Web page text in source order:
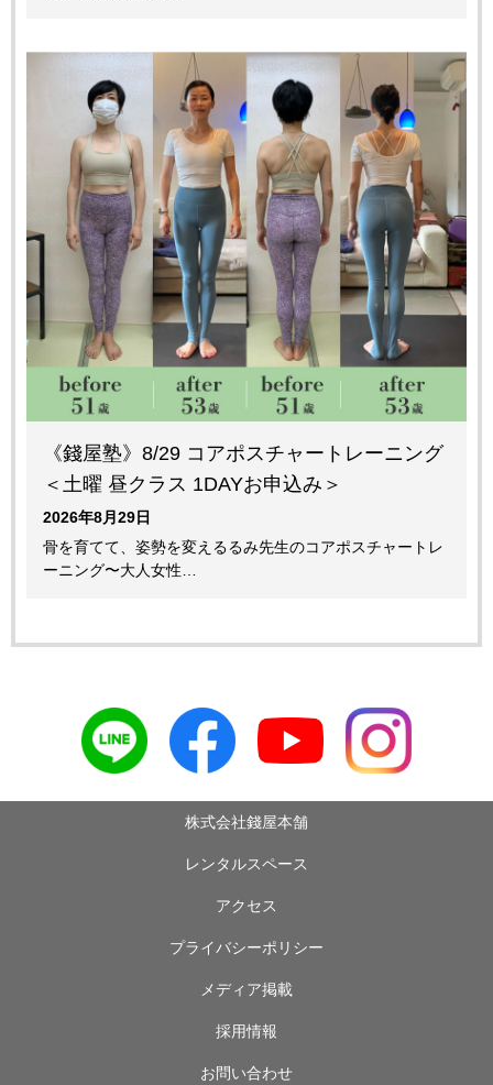
《錢屋塾》8/29 コアポスチャートレーニング
＜土曜 昼クラス 1DAYお申込み＞
2026年8月29日
骨を育てて、姿勢を変えるるみ先生のコアポスチャートレ
ーニング〜大人女性…
株式会社錢屋本舗
レンタルスペース
アクセス
プライバシーポリシー
メディア掲載
採用情報
お問い合わせ